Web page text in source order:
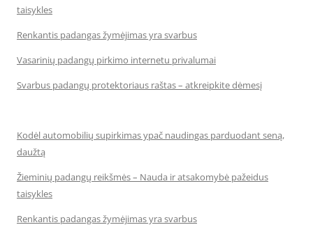
taisykles
Renkantis padangas žymėjimas yra svarbus
Vasarinių padangų pirkimo internetu privalumai
Svarbus padangų protektoriaus raštas – atkreipkite dėmesį
Kodėl automobilių supirkimas ypač naudingas parduodant seną,
daužtą
Žieminių padangų reikšmės – Nauda ir atsakomybė pažeidus
taisykles
Renkantis padangas žymėjimas yra svarbus